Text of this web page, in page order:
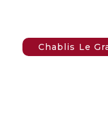
Chablis Le